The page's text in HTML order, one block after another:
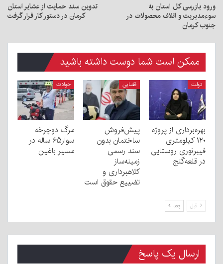
ورود بازرسی کل استان به
سوءمدیریت و اتلاف محصولات در
جنوب کرمان
تدوین سند حمایت از عشایر استان
کرمان در دستور کار قرار گرفت
ممکن است شما دوست داشته باشید
دولت
بهره‌برداری از پروژه
۱۲۰ کیلومتری
فیبرنوری روستایی
در قلعه‌گنج
قضایی
پیش‌فروش
ساختمان بدون
سند رسمی
زمینه‌ساز
کلاهبرداری و
تضییع حقوق است
حوادث
مرگ دوچرخه
سوار۶۵ ساله در
مسیر باغین
قبل بعد
ارسال یک پاسخ